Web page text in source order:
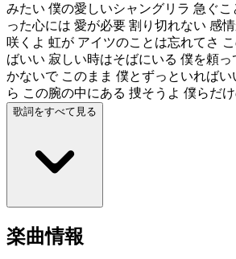
みたい 僕の愛しいシャングリラ 急ぐ
った心には 愛が必要 割り切れない 感
咲くよ 虹が アイツのことは忘れてさ
ばいい 寂しい時はそばにいる 僕を頼
かないで このまま 僕とずっといれば
ら この腕の中にある 捜そうよ 僕らだ
歌詞をすべて見る
楽曲情報